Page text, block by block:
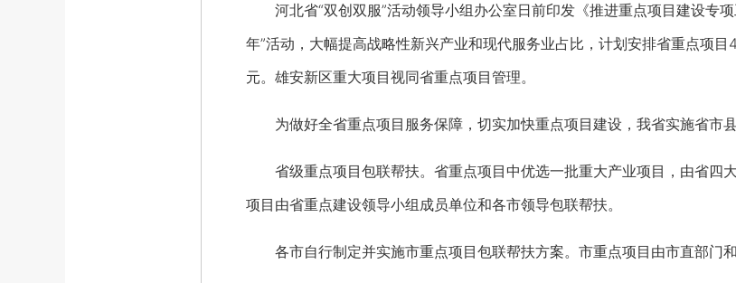
河北省“双创双服”活动领导小组办公室日前印发《推进重点项目建设专
年”活动，大幅提高战略性新兴产业和现代服务业占比，计划安排省重点项
元。雄安新区重大项目视同省重点项目管理。
为做好全省重点项目服务保障，切实加快重点项目建设，我省实施省市县
省级重点项目包联帮扶。省重点项目中优选一批重大产业项目，由省四
项目由省重点建设领导小组成员单位和各市领导包联帮扶。
各市自行制定并实施市重点项目包联帮扶方案。市重点项目由市直部门和